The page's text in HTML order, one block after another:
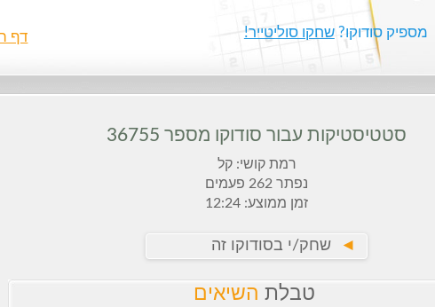
מספיק סודוקו?שחקו סוליטייר! דף
סטטיסטיקות עבור סודוקו מספר 36755
רמת קושי: קל
נפתר 262 פעמים
זמן ממוצע: 12:24
► שחק/י בסודוקו זה
טבלת השיאים